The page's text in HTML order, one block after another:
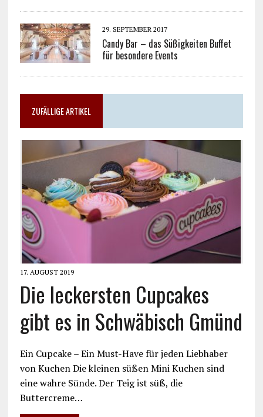
29. SEPTEMBER 2017
Candy Bar – das Süßigkeiten Buffet
für besondere Events
ZUFÄLLIGE ARTIKEL
17. AUGUST 2019
Die leckersten Cupcakes
gibt es in Schwäbisch Gmünd
Ein Cupcake – Ein Must-Have für jeden Liebhaber
von Kuchen Die kleinen süßen Mini Kuchen sind
eine wahre Sünde. Der Teig ist süß, die
Buttercreme…